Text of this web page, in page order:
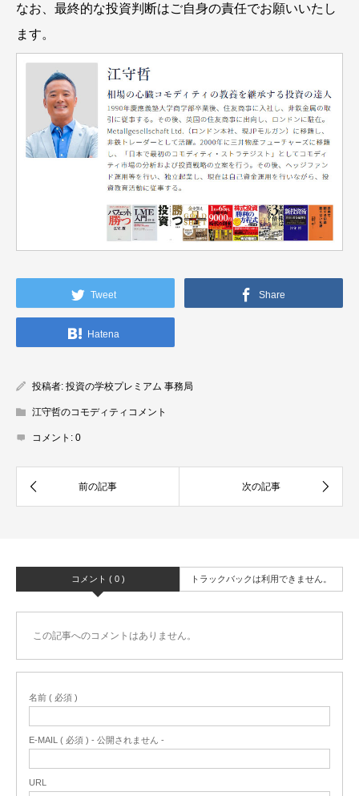
なお、最終的な投資判断はご自身の責任でお願いいたし
ます。
Tweet Share
Hatena
投稿者: 投資の学校プレミアム 事務局
江守哲のコモディティコメント
コメント: 0
コメント ( 0 ) トラックバックは利用できません。
この記事へのコメントはありません。
名前 ( 必須 )
E-MAIL ( 必須 ) - 公開されません -
URL